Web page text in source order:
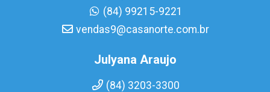
(84) 99215-9221
vendas9@casanorte.com.br
Julyana Araujo
(84) 3203-3300